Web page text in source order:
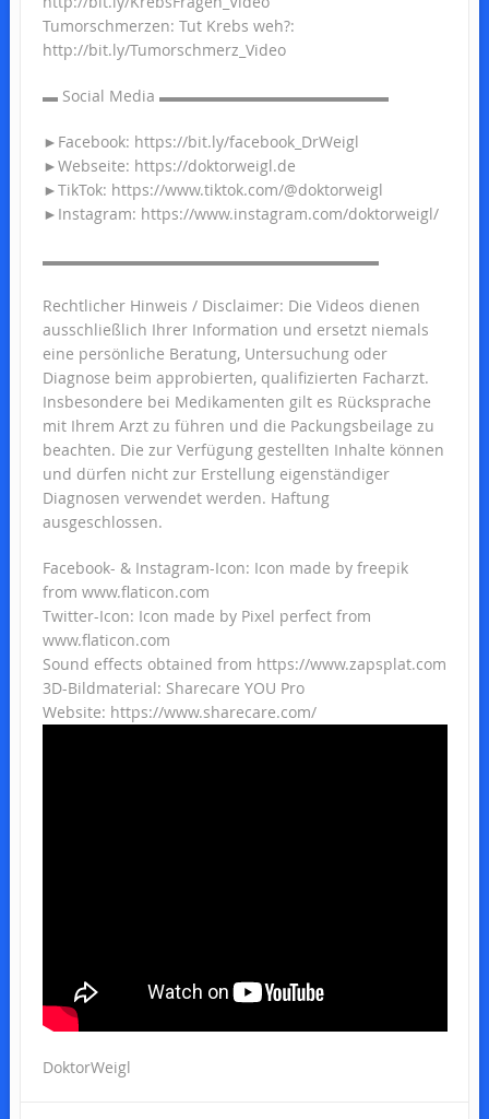
Tumorschmerzen: Tut Krebs weh?:
http://bit.ly/Tumorschmerz_Video
▬ Social Media ▬▬▬▬▬▬▬▬▬▬▬▬▬▬▬
►Facebook: https://bit.ly/facebook_DrWeigl
►Webseite: https://doktorweigl.de
►TikTok: https://www.tiktok.com/@doktorweigl
►Instagram: https://www.instagram.com/doktorweigl/
▬▬▬▬▬▬▬▬▬▬▬▬▬▬▬▬▬▬▬▬▬▬
Rechtlicher Hinweis / Disclaimer: Die Videos dienen
ausschließlich Ihrer Information und ersetzt niemals
eine persönliche Beratung, Untersuchung oder
Diagnose beim approbierten, qualifizierten Facharzt.
Insbesondere bei Medikamenten gilt es Rücksprache
mit Ihrem Arzt zu führen und die Packungsbeilage zu
beachten. Die zur Verfügung gestellten Inhalte können
und dürfen nicht zur Erstellung eigenständiger
Diagnosen verwendet werden. Haftung
ausgeschlossen.
Facebook- & Instagram-Icon: Icon made by freepik
from www.flaticon.com
Twitter-Icon: Icon made by Pixel perfect from
www.flaticon.com
Sound effects obtained from https://www.zapsplat.com
3D-Bildmaterial: Sharecare YOU Pro
Website: https://www.sharecare.com/
DoktorWeigl